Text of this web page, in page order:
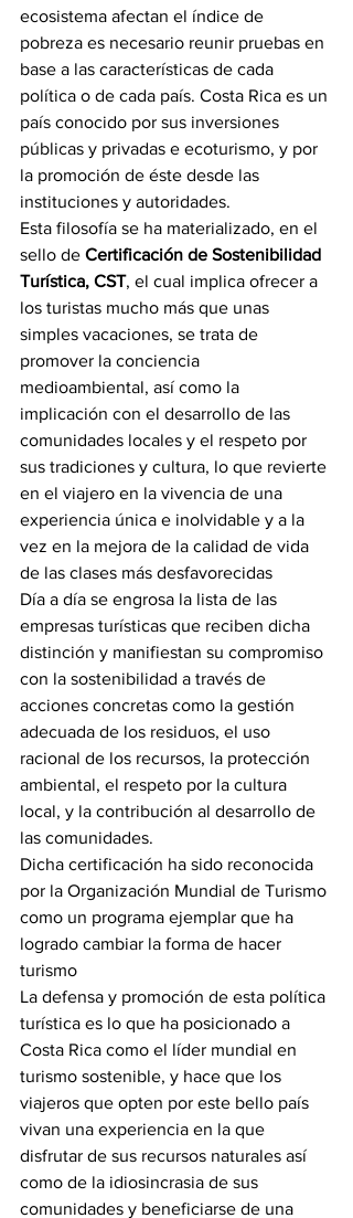
ecosistema afectan el índice de
pobreza es necesario reunir pruebas en
base a las características de cada
política o de cada país. Costa Rica es un
país conocido por sus inversiones
públicas y privadas e ecoturismo, y por
la promoción de éste desde las
instituciones y autoridades.
Esta filosofía se ha materializado, en el
sello de Certificación de Sostenibilidad
Turística, CST, el cual implica ofrecer a
los turistas mucho más que unas
simples vacaciones, se trata de
promover la conciencia
medioambiental, así como la
implicación con el desarrollo de las
comunidades locales y el respeto por
sus tradiciones y cultura, lo que revierte
en el viajero en la vivencia de una
experiencia única e inolvidable y a la
vez en la mejora de la calidad de vida
de las clases más desfavorecidas
Día a día se engrosa la lista de las
empresas turísticas que reciben dicha
distinción y manifiestan su compromiso
con la sostenibilidad a través de
acciones concretas como la gestión
adecuada de los residuos, el uso
racional de los recursos, la protección
ambiental, el respeto por la cultura
local, y la contribución al desarrollo de
las comunidades.
Dicha certificación ha sido reconocida
por la Organización Mundial de Turismo
como un programa ejemplar que ha
logrado cambiar la forma de hacer
turismo
La defensa y promoción de esta política
turística es lo que ha posicionado a
Costa Rica como el líder mundial en
turismo sostenible, y hace que los
viajeros que opten por este bello país
vivan una experiencia en la que
disfrutar de sus recursos naturales así
como de la idiosincrasia de sus
comunidades y beneficiarse de una